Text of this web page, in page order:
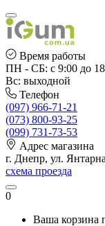
Время работы
ПН - СБ: с 9:00 до
Вс: выходной
Телефон
(097) 966-71-21
(073) 800-93-25
(099) 731-73-53
Адрес магазина
г. Днепр, ул.
схема проезда
0
Ваша корзина